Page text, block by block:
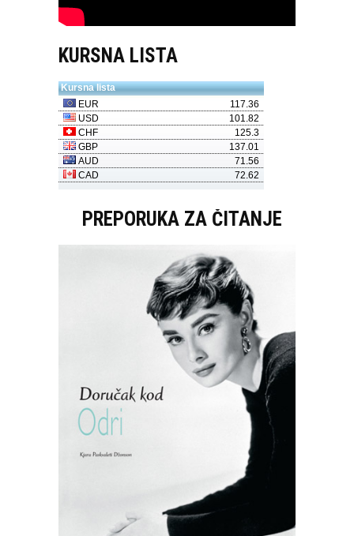
KURSNA LISTA
PREPORUKA ZA ČITANJE